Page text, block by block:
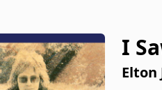
I
Elton